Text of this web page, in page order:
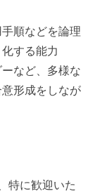
順などを論理
する能力
など、多様な
形成をしなが
特に歓迎いた